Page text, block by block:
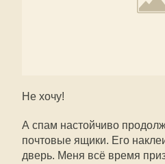
Не хочу!
А спам настойчиво
почтовые ящики. Его
дверь. Меня всё время